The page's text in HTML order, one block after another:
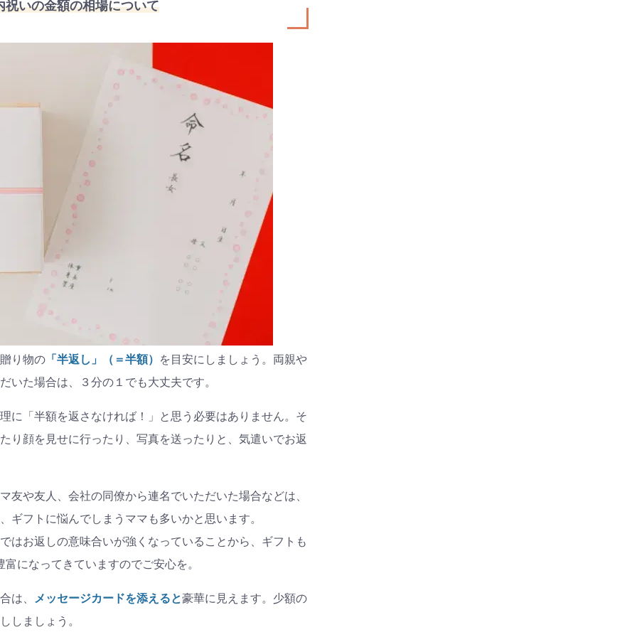
祝いの金額の相場について
り物の 「半返し」（＝半額）
を目安にしましょう。両親や
いた場合は、３分の１でも大丈夫です。
に「半額を返さなければ！」と思う必要はありません。そ
り顔を見せに行ったり、写真を送ったりと、気遣いでお返
友や友人、会社の同僚から連名でいただいた場合などは、
ギフトに悩んでしまうママも多いかと思います。
はお返しの意味合いが強くなっていることから、ギフトも
になってきていますのでご安心を。
は、 メッセージカードを添えると豪華に見えます。少額の
しましょう。